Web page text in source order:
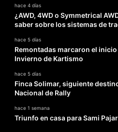
hace 4 días
¿AWD, 4WD o Symmetrical
saber sobre los sistemas de
hace 5 días
Remontadas marcaron el
Invierno de Kartismo
hace 5 días
Finca Solimar, siguiente
Nacional de Rally
hace 1 semana
Triunfo en casa para Sami